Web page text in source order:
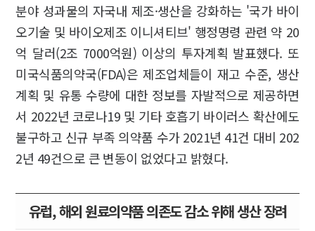
분야 성과물의 자국내 제조·생산을 강화하는 '국가 바이
오기술 및 바이오제조 이니셔티브' 행정명령 관련 약 20
억 달러(2조 7000억원) 이상의 투자계획 발표했다. 또
미국식품의약국(FDA)은 제조업체들이 재고 수준, 생산
계획 및 유통 수량에 대한 정보를 자발적으로 제공하면
서 2022년 코로나19 및 기타 호흡기 바이러스 확산에도
불구하고 신규 부족 의약품 수가 2021년 41건 대비 202
2년 49건으로 큰 변동이 없었다고 밝혔다.
유럽, 해외 원료의약품 의존도 감소 위해 생산 장려